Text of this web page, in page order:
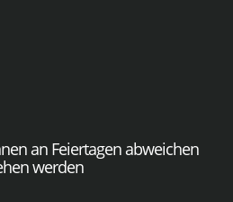
an Feiertagen abweichen
werden